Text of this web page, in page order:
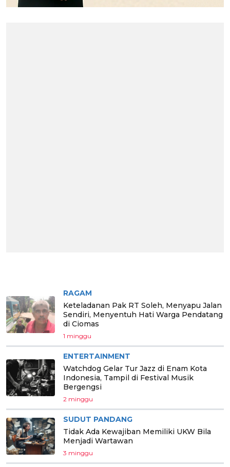
RAGAM
Keteladanan Pak RT Soleh, Menyapu Jalan
Sendiri, Menyentuh Hati Warga Pendatang
di Ciomas
1 minggu
ENTERTAINMENT
Watchdog Gelar Tur Jazz di Enam Kota
Indonesia, Tampil di Festival Musik
Bergengsi
2 minggu
SUDUT PANDANG
Tidak Ada Kewajiban Memiliki UKW Bila
Menjadi Wartawan
3 minggu